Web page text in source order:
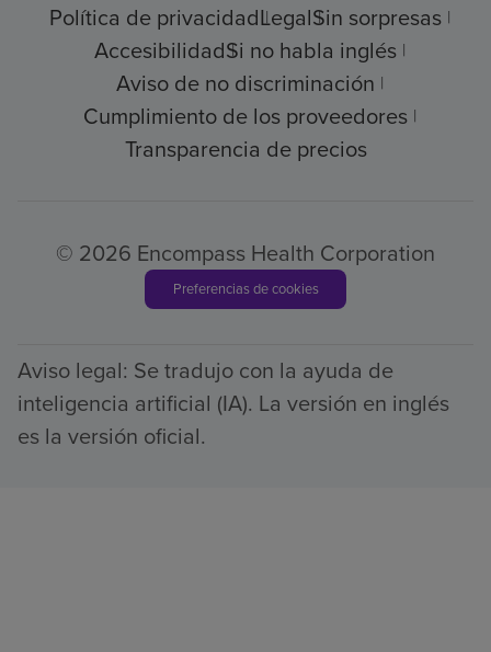
Política de privacidadLegalSin sorpresas
AccesibilidadSi no habla inglés
Aviso de no discriminación
Cumplimiento de los proveedores
Transparencia de precios
© 2026 Encompass Health Corporation
Preferencias de cookies
Aviso legal: Se tradujo con la ayuda de
inteligencia artificial (IA). La versión en inglés
es la versión oficial.